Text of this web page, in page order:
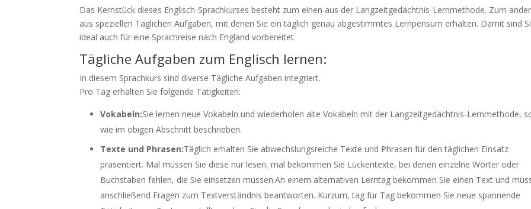
Das Kernstück dieses Englisch-Sprachkurses besteht zum einen aus der Langzeitgedächtnis-Lernmethode. Zum
aus speziellen Täglichen Aufgaben, mit denen Sie ein täglich genau abgestimmtes Lernpensum erhalten. Damit sind
ideal auch für eine Sprachreise nach England vorbereitet.
Tägliche Aufgaben zum Englisch lernen:
In diesem Sprachkurs sind diverse Tägliche Aufgaben integriert.
Pro Tag erhalten Sie folgende Tätigkeiten:
Vokabeln:Sie lernen neue Vokabeln und wiederholen alte Vokabeln mit der Langzeitgedächtnis-Lernmethode,
wie im obigen Abschnitt beschrieben.
Texte und Phrasen:Täglich erhalten Sie abwechslungsreiche Texte und Phrasen für den täglichen Einsatz
präsentiert. Mal müssen Sie diese nur lesen, mal bekommen Sie Lückentexte, bei denen einzelne Wörter oder
Buchstaben fehlen, die Sie einsetzen müssen.An einem alternativen Lerntag bekommen Sie einen Text und
anschließend Fragen zum Textverständnis beantworten. Kurzum, tag für Tag bekommen Sie neue spannende